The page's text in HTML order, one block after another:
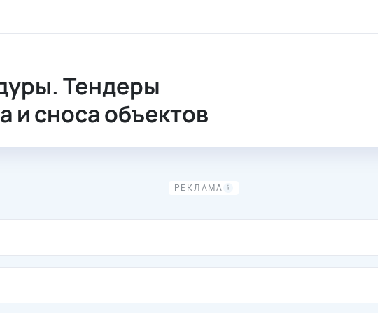
демонтажа и сноса объектов
Тендеры
сноса объектов